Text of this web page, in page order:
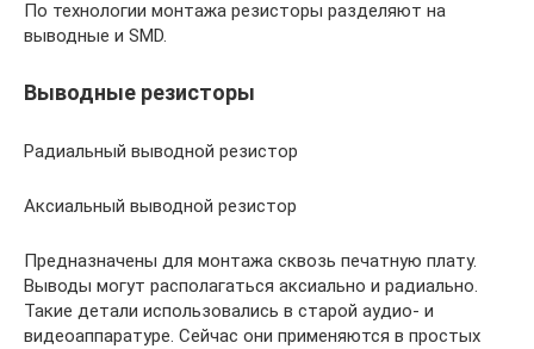
По технологии монтажа резисторы разделяют на
выводные и SMD.
Выводные резисторы
Радиальный выводной резистор
Аксиальный выводной резистор
Предназначены для монтажа сквозь печатную плату.
Выводы могут располагаться аксиально и радиально.
Такие детали использовались в старой аудио- и
видеоаппаратуре. Сейчас они применяются в простых